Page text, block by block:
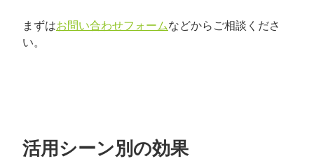
まずはお問い合わせフォームなどからご相談くださ
い。
活用シーン別の効果